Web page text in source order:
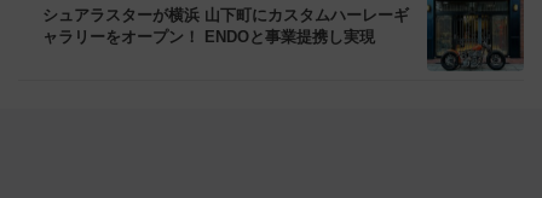
シュアラスターが横浜 山下町にカスタムハーレーギ
ャラリーをオープン！ ENDOと事業提携し実現